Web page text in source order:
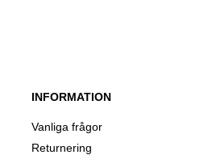
INFORMATION
Vanliga frågor
Returnering